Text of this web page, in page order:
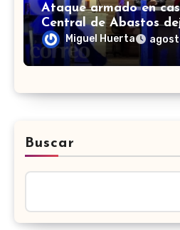
Ataque armado en
Central de Abastos
muerto en León
Miguel Huerta
Buscar